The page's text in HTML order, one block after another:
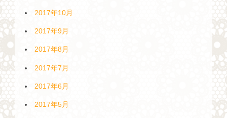
2017年10月
2017年9月
2017年8月
2017年7月
2017年6月
2017年5月